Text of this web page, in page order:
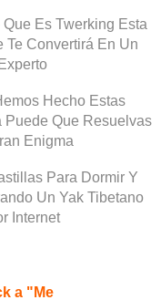
Es Twerking Esta
Te Convertirá En Un
Experto
Hecho Estas
Puede Que Resuelvas
Enigma
Para Dormir Y
Un Yak Tibetano
Internet
a "Me